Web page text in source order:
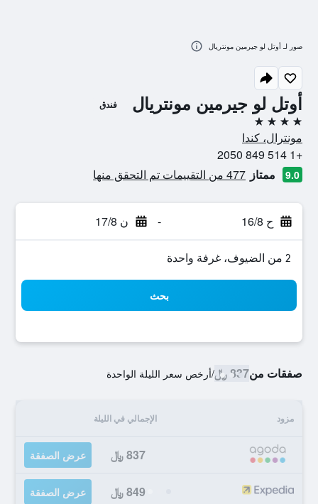
أوتل لو جيرمين مونتريال فندق
4 نجوم
مونترال، كندا
+1 514 849 2050
9.0 ممتاز 477 من التقييمات تم التحقق منها
ح 16/8 - ن 17/8
2 من الضيوف، غرفة واحدة
بحث
صفقات من837 ﷼ /أرخص سعر الليلة الواحدة
مزود الإجمالي في الليلة
837 ﷼ عرض الصفقة
849 ﷼ عرض الصفقة
صور لـ أوتل لو جيرمين مونتريال